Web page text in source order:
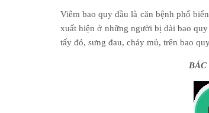
Viêm bao quy đầu là căn bệnh phổ
xuất hiện ở những người bị dài bao
tấy đỏ, sưng đau, chảy mủ, trên bao